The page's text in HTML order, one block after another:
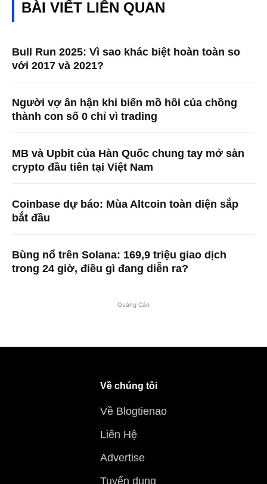
BÀI VIẾT LIÊN QUAN
Bull Run 2025: Vì sao khác biệt hoàn toàn so
với 2017 và 2021?
Người vợ ân hận khi biến mồ hôi của chồng
thành con số 0 chỉ vì trading
MB và Upbit của Hàn Quốc chung tay mở sàn
crypto đầu tiên tại Việt Nam
Coinbase dự báo: Mùa Altcoin toàn diện sắp
bắt đầu
Bùng nổ trên Solana: 169,9 triệu giao dịch
trong 24 giờ, điều gì đang diễn ra?
Quảng Cáo
Về chúng tôi
Về Blogtienao
Liên Hệ
Advertise
Tuyển dụng